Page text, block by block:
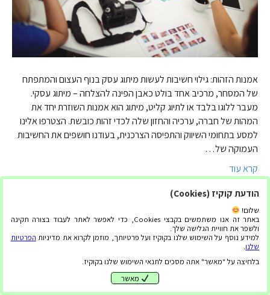
אמנות הזהות: גילוי חשיבות לעשות מיתוג עסק בנוף העצום והמתפתח
של המסחר, מרכיב אחד בולט כאבן הפינה להצלחה – מיתוג עסקי.
מעבר ללוגו בלבד או לתיוג קליט, מיתוג הוא אמנות השוזרת יחד את
המהות של חברה, ערכיה והחזון שלה לכדי זהות כובשת. הצטרפו אלינו
למסע בתחומי השיווק והתפיסה הצרכנית, בעודנו חושפים את החשיבות
העמוקה של…
קרא עוד
הודעת קוקיז (Cookies)
שלום!
באתר זה אנו משתמשים בקבצי Cookies, כדי לאפשר לאתר לעבוד בצורה תקינה
ולשפר את חוויית הגלישה שלך.
למידע נוסף על השימוש שלנו בקוקיז ועל פרטיותך, מוזמן לקרוא את מדיניות הפרטיות
שלנו.
בלחיצה על "מאשר" אתה מסכים לתנאי השימוש שלנו בקוקיז.
מאשר